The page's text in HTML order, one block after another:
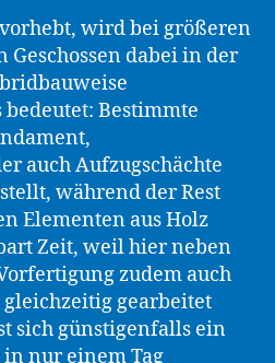
wird bei größeren
dabei in der
Bestimmte
auch Aufzugschächte
während der Rest
Elementen aus Holz
Zeit, weil hier neben
zudem auch
gearbeitet
sich günstigenfalls ein
in nur einem Tag